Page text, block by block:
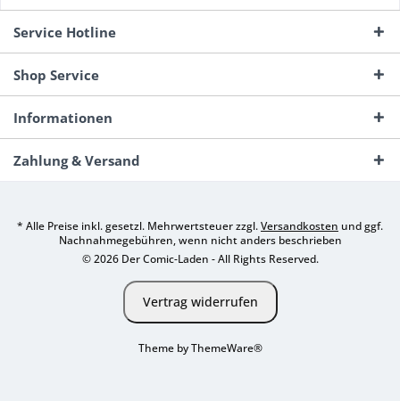
Service Hotline
Shop Service
Informationen
Zahlung & Versand
* Alle Preise inkl. gesetzl. Mehrwertsteuer zzgl.Versandkosten und ggf.
Nachnahmegebühren, wenn nicht anders beschrieben
© 2026 Der Comic-Laden - All Rights Reserved.
Vertrag widerrufen
Theme byThemeWare®